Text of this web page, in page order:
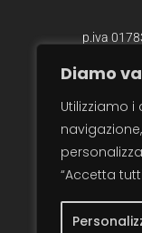
Diamo
Utilizziamo
“Accetta
p.iva
photo /
photo /
video /
traduzioni